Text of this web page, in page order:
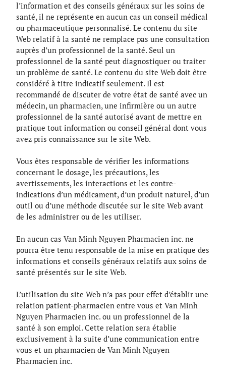
l’information et des conseils généraux sur les soins de
santé, il ne représente en aucun cas un conseil médical
ou pharmaceutique personnalisé. Le contenu du site
Web relatif à la santé ne remplace pas une consultation
auprès d’un professionnel de la santé. Seul un
professionnel de la santé peut diagnostiquer ou traiter
un problème de santé. Le contenu du site Web doit être
considéré à titre indicatif seulement. Il est
recommandé de discuter de votre état de santé avec un
médecin, un pharmacien, une infirmière ou un autre
professionnel de la santé autorisé avant de mettre en
pratique tout information ou conseil général dont vous
avez pris connaissance sur le site Web.
Vous êtes responsable de vérifier les informations
concernant le dosage, les précautions, les
avertissements, les interactions et les contre-
indications d’un médicament, d’un produit naturel, d’un
outil ou d’une méthode discutée sur le site Web avant
de les administrer ou de les utiliser.
En aucun cas Van Minh Nguyen Pharmacien inc. ne
pourra être tenu responsable de la mise en pratique des
informations et conseils généraux relatifs aux soins de
santé présentés sur le site Web.
L’utilisation du site Web n’a pas pour effet d’établir une
relation patient-pharmacien entre vous et Van Minh
Nguyen Pharmacien inc. ou un professionnel de la
santé à son emploi. Cette relation sera établie
exclusivement à la suite d’une communication entre
vous et un pharmacien de Van Minh Nguyen
Pharmacien inc.